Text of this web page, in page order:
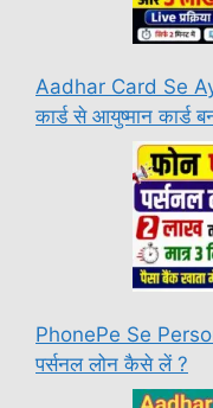
Aadhar Card Se
कार्ड से आयुष्मान कार्ड
PhonePe Se
पर्सनल लोन कैसे लें ?